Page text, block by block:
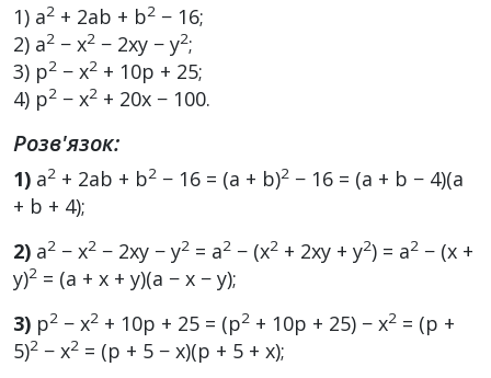
1) a2 + 2ab + b2 − 16;
2) a2 − x2 − 2xy − y2;
3) p2 − x2 + 10p + 25;
4) p2 − x2 + 20x − 100.
Розв'язок:
1) a2 + 2ab + b2 − 16 = (a + b)2 − 16 = (a + b − 4)(a
+ b + 4);
2) a2 − x2 − 2xy − y2 = a2 − (x2 + 2xy + y2) = a2 − (x +
y)2 = (a + x + y)(a − x − y);
3) p2 − x2 + 10p + 25 = (p2 + 10p + 25) − x2 = (p +
5)2 − x2 = (p + 5 − x)(p + 5 + x);